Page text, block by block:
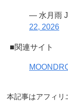
— 水月雨
22, 2026
■関連サイト
本記事はアフィリ